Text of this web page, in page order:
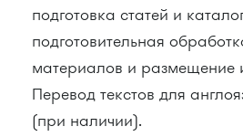
подготовка статей и
подготовительная
материалов и размещение
Перевод текстов для
(при наличии).